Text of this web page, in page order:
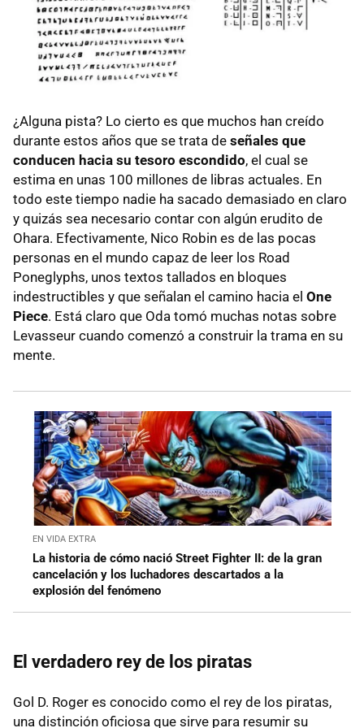
¿Alguna pista? Lo cierto es que muchos han creído
durante estos años que se trata de señales que
conducen hacia su tesoro escondido, el cual se
estima en unas 100 millones de libras actuales. En
todo este tiempo nadie ha sacado demasiado en claro
y quizás sea necesario contar con algún erudito de
Ohara. Efectivamente, Nico Robin es de las pocas
personas en el mundo capaz de leer los Road
Poneglyphs, unos textos tallados en bloques
indestructibles y que señalan el camino hacia el One
Piece. Está claro que Oda tomó muchas notas sobre
Levasseur cuando comenzó a construir la trama en su
mente.
EN VIDA EXTRA
La historia de cómo nació Street Fighter II: de la gran
cancelación y los luchadores descartados a la
explosión del fenómeno
El verdadero rey de los piratas
Gol D. Roger es conocido como el rey de los piratas,
una distinción oficiosa que sirve para resumir su